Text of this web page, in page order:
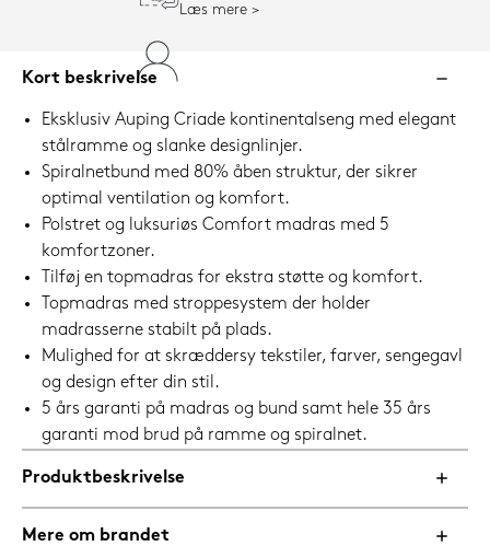
Læs mere
Kort beskrivelse
Eksklusiv Auping Criade kontinentalseng med elegant
stålramme og slanke designlinjer.
Spiralnetbund med 80% åben struktur, der sikrer
optimal ventilation og komfort.
Polstret og luksuriøs Comfort madras med 5
komfortzoner.
Tilføj en topmadras for ekstra støtte og komfort.
Topmadras med stroppesystem der holder
madrasserne stabilt på plads.
Mulighed for at skræddersy tekstiler, farver, sengegavl
og design efter din stil.
5 års garanti på madras og bund samt hele 35 års
garanti mod brud på ramme og spiralnet.
Produktbeskrivelse
Mere om brandet